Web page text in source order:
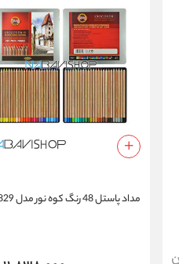
مداد پاستل 48 رنگ کوه نور مدل 8829